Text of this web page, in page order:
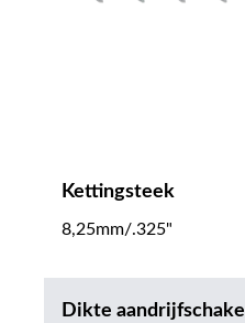
Kettingsteek
8,25mm/.325"
Dikte aandrijfschakel